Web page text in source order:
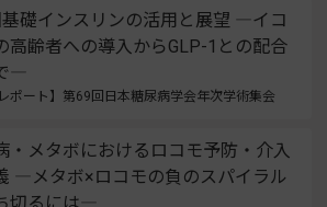
礎インスリンの活用と展望 ―イコ
高齢者への導入からGLP-1との配合
―
レポート】第69回日本糖尿病学会年次学術集会
・メタボにおけるロコモ予防・介入
―メタボ×ロコモの負のスパイラル